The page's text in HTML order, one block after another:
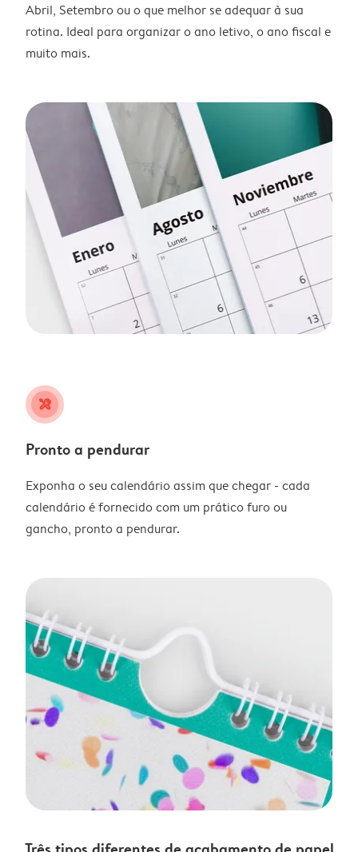
Abril, Setembro ou o que melhor se adequar à sua
rotina. Ideal para organizar o ano letivo, o ano fiscal e
muito mais.
tools
Pronto a pendurar
Exponha o seu calendário assim que chegar - cada
calendário é fornecido com um prático furo ou
gancho, pronto a pendurar.